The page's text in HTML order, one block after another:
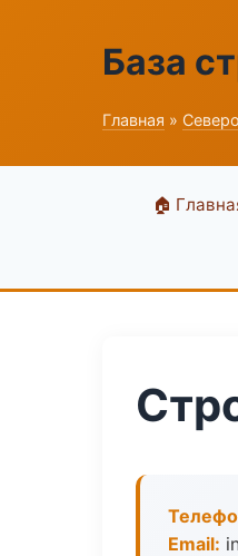
База
Главная »
🏠
Email: